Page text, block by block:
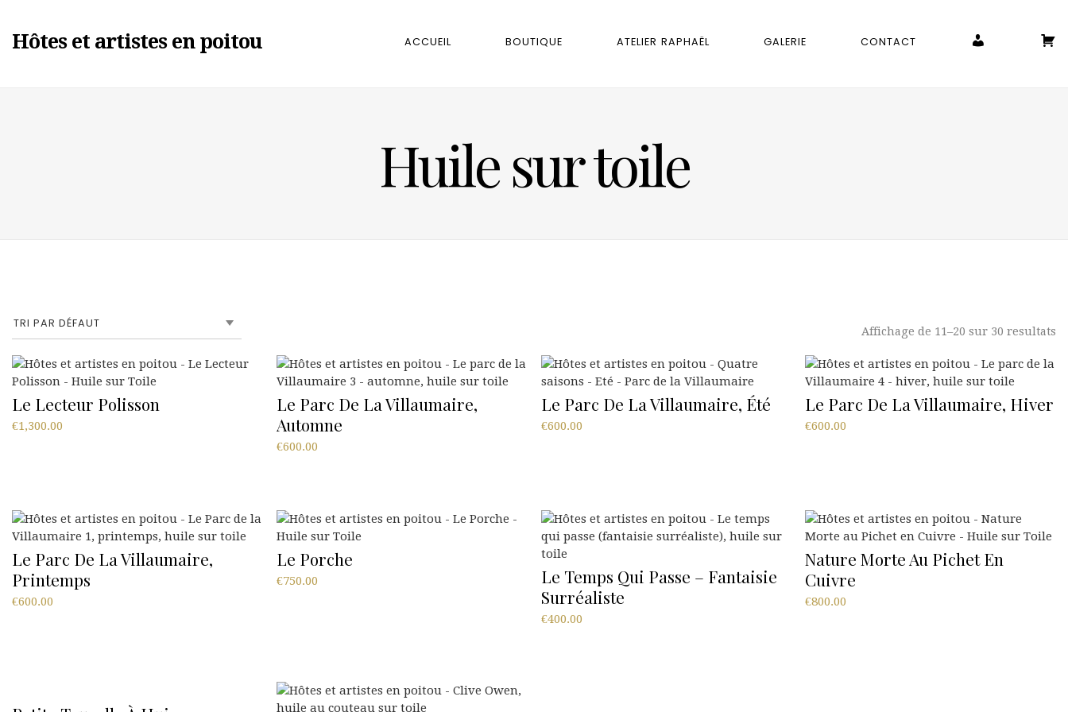
Hôtes et artistes en poitou ACCUEIL BOUTIQUE ATELIER RAPHAËL GALERIE CONTACT MON COMPTE
Huile sur toile
Affichage de 11–20 sur 30 resultats
Le Lecteur Polisson
€1,300.00
Le Parc De La Villaumaire,
Automne
€600.00
Le Parc De La Villaumaire, Été
€600.00
Le Parc De La Villaumaire, Hiver
€600.00
Le Parc De La Villaumaire,
Printemps
€600.00
Le Porche
€750.00
Le Temps Qui Passe – Fantaisie
Surréaliste
€400.00
Nature Morte Au Pichet En
Cuivre
€800.00